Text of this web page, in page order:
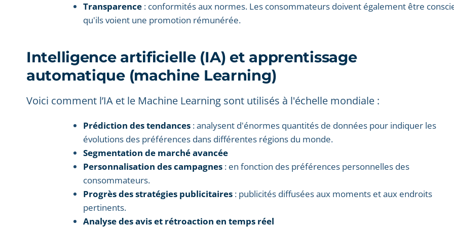
Transparence : conformités aux normes. Les consommateurs doivent également être
qu'ils voient une promotion rémunérée.
Intelligence artificielle (IA) et apprentissage
automatique (machine Learning)
Voici comment l’IA et le Machine Learning sont utilisés à l'échelle mondiale :
Prédiction des tendances : analysent d'énormes quantités de données pour indiquer les
évolutions des préférences dans différentes régions du monde.
Segmentation de marché avancée
Personnalisation des campagnes : en fonction des préférences personnelles des
consommateurs.
Progrès des stratégies publicitaires : publicités diffusées aux moments et aux endroits
pertinents.
Analyse des avis et rétroaction en temps réel